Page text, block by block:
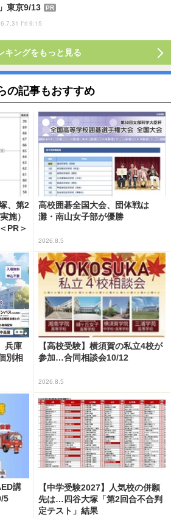
東京9/13
PR
Fri 9:15
キングをもっと見る
の記事もおすすめ
、第2
施）
PR＞
高校囲碁全国大会、団体戦は
灘・南山女子部が優勝
2026.8.5
兵庫
別相
【高校受験】横須賀の私立4校が
参加…合同相談会10/12
2026.8.5
講
5
【中学受験2027】人気校の併願
先は…四谷大塚「第2回合不合判
定テスト」結果